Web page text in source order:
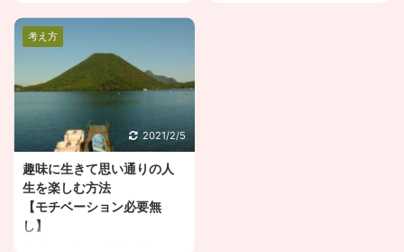
する、 現在サラリーマン
歴9年目の私が現在の行
動を基に解説していきま
す。 この行動をすること
で、私はこのブログサイ
トの立ち上げに至ってい
ます。 思い通りの人生に
変える方法は とことん好
きなことだけをする 人生
を楽しむに ...
そんなことを思いつつ、
どうしても比較してしま
う。 こんな悩みを解決し
ていきます。 目次 １．
自分と他人を比較しちゃ
いけない、と思うほど比
較してしまう ２．比較し
ないためには、悩む前に
行動し、その行動の内容
で悩む 先日、stand.fm
考え方
2021/2/5
趣味に生きて思い通りの人
生を楽しむ方法
【モチベーション必要無
し】